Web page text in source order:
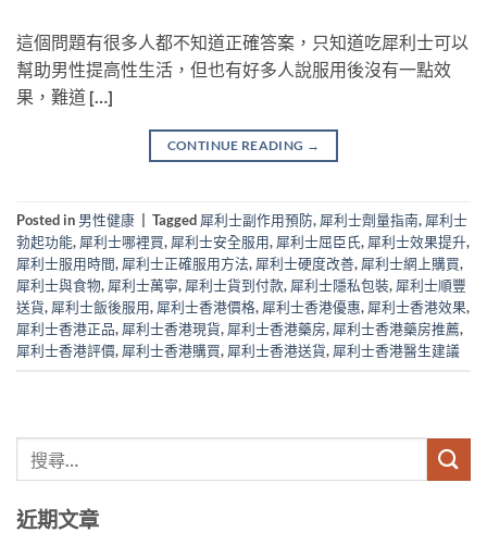
這個問題有很多人都不知道正確答案，只知道吃犀利士可以
幫助男性提高性生活，但也有好多人說服用後沒有一點效
果，難道 […]
CONTINUE READING →
Posted in 男性健康 Tagged 犀利士副作用預防, 犀利士劑量指南, 犀利士
勃起功能, 犀利士哪裡買, 犀利士安全服用, 犀利士屈臣氏, 犀利士效果提升,
犀利士服用時間, 犀利士正確服用方法, 犀利士硬度改善, 犀利士網上購買,
犀利士與食物, 犀利士萬寧, 犀利士貨到付款, 犀利士隱私包裝, 犀利士順豐
送貨, 犀利士飯後服用, 犀利士香港價格, 犀利士香港優惠, 犀利士香港效果,
犀利士香港正品, 犀利士香港現貨, 犀利士香港藥房, 犀利士香港藥房推薦,
犀利士香港評價, 犀利士香港購買, 犀利士香港送貨, 犀利士香港醫生建議
近期文章